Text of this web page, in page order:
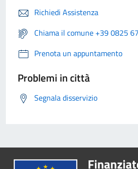
Richiedi Assistenza
Chiama il comune +39 0825
Prenota un appuntamento
Problemi in città
Segnala disservizio